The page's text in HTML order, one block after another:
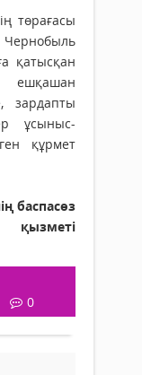
төрағасы
қатысқан
зардапты
ұсыныс-
құрмет
баспасөз
қызметі
0